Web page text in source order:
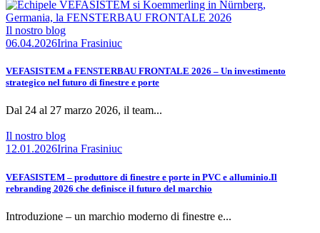
Il nostro blog
06.04.2026Irina Frasiniuc
VEFASISTEM a FENSTERBAU FRONTALE 2026 – Un investimento
strategico nel futuro di finestre e porte
Dal 24 al 27 marzo 2026, il team...
Il nostro blog
12.01.2026Irina Frasiniuc
VEFASISTEM – produttore di finestre e porte in PVC e alluminio.Il
rebranding 2026 che definisce il futuro del marchio
Introduzione – un marchio moderno di finestre e...